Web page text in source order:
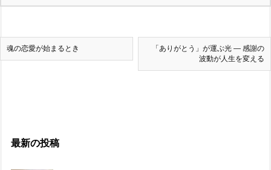
魂の恋愛が始まるとき
「ありがとう」が運ぶ光 ― 感謝の
波動が人生を変える
最新の投稿